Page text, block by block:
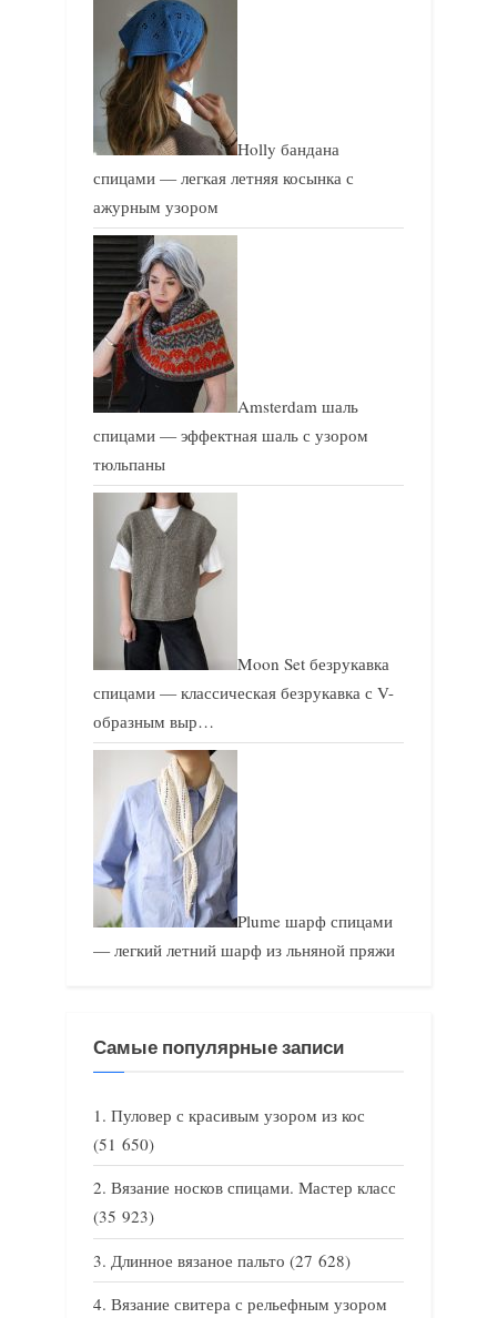
Holly бандана
спицами — легкая летняя косынка с
ажурным узором
Amsterdam шаль
спицами — эффектная шаль с узором
тюльпаны
Moon Set безрукавка
спицами — классическая безрукавка с V-
образным выр…
Plume шарф спицами
— легкий летний шарф из льняной пряжи
Самые популярные записи
Пуловер с красивым узором из кос
(51 650)
Вязание носков спицами. Мастер класс
(35 923)
Длинное вязаное пальто (27 628)
Вязание свитера с рельефным узором